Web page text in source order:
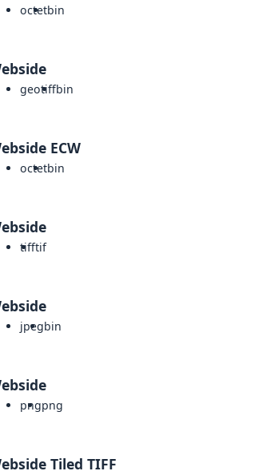
octetbin
geotiffbin
ECW
octetbin
tifftif
jpegbin
pngpng
Tiled TIFF